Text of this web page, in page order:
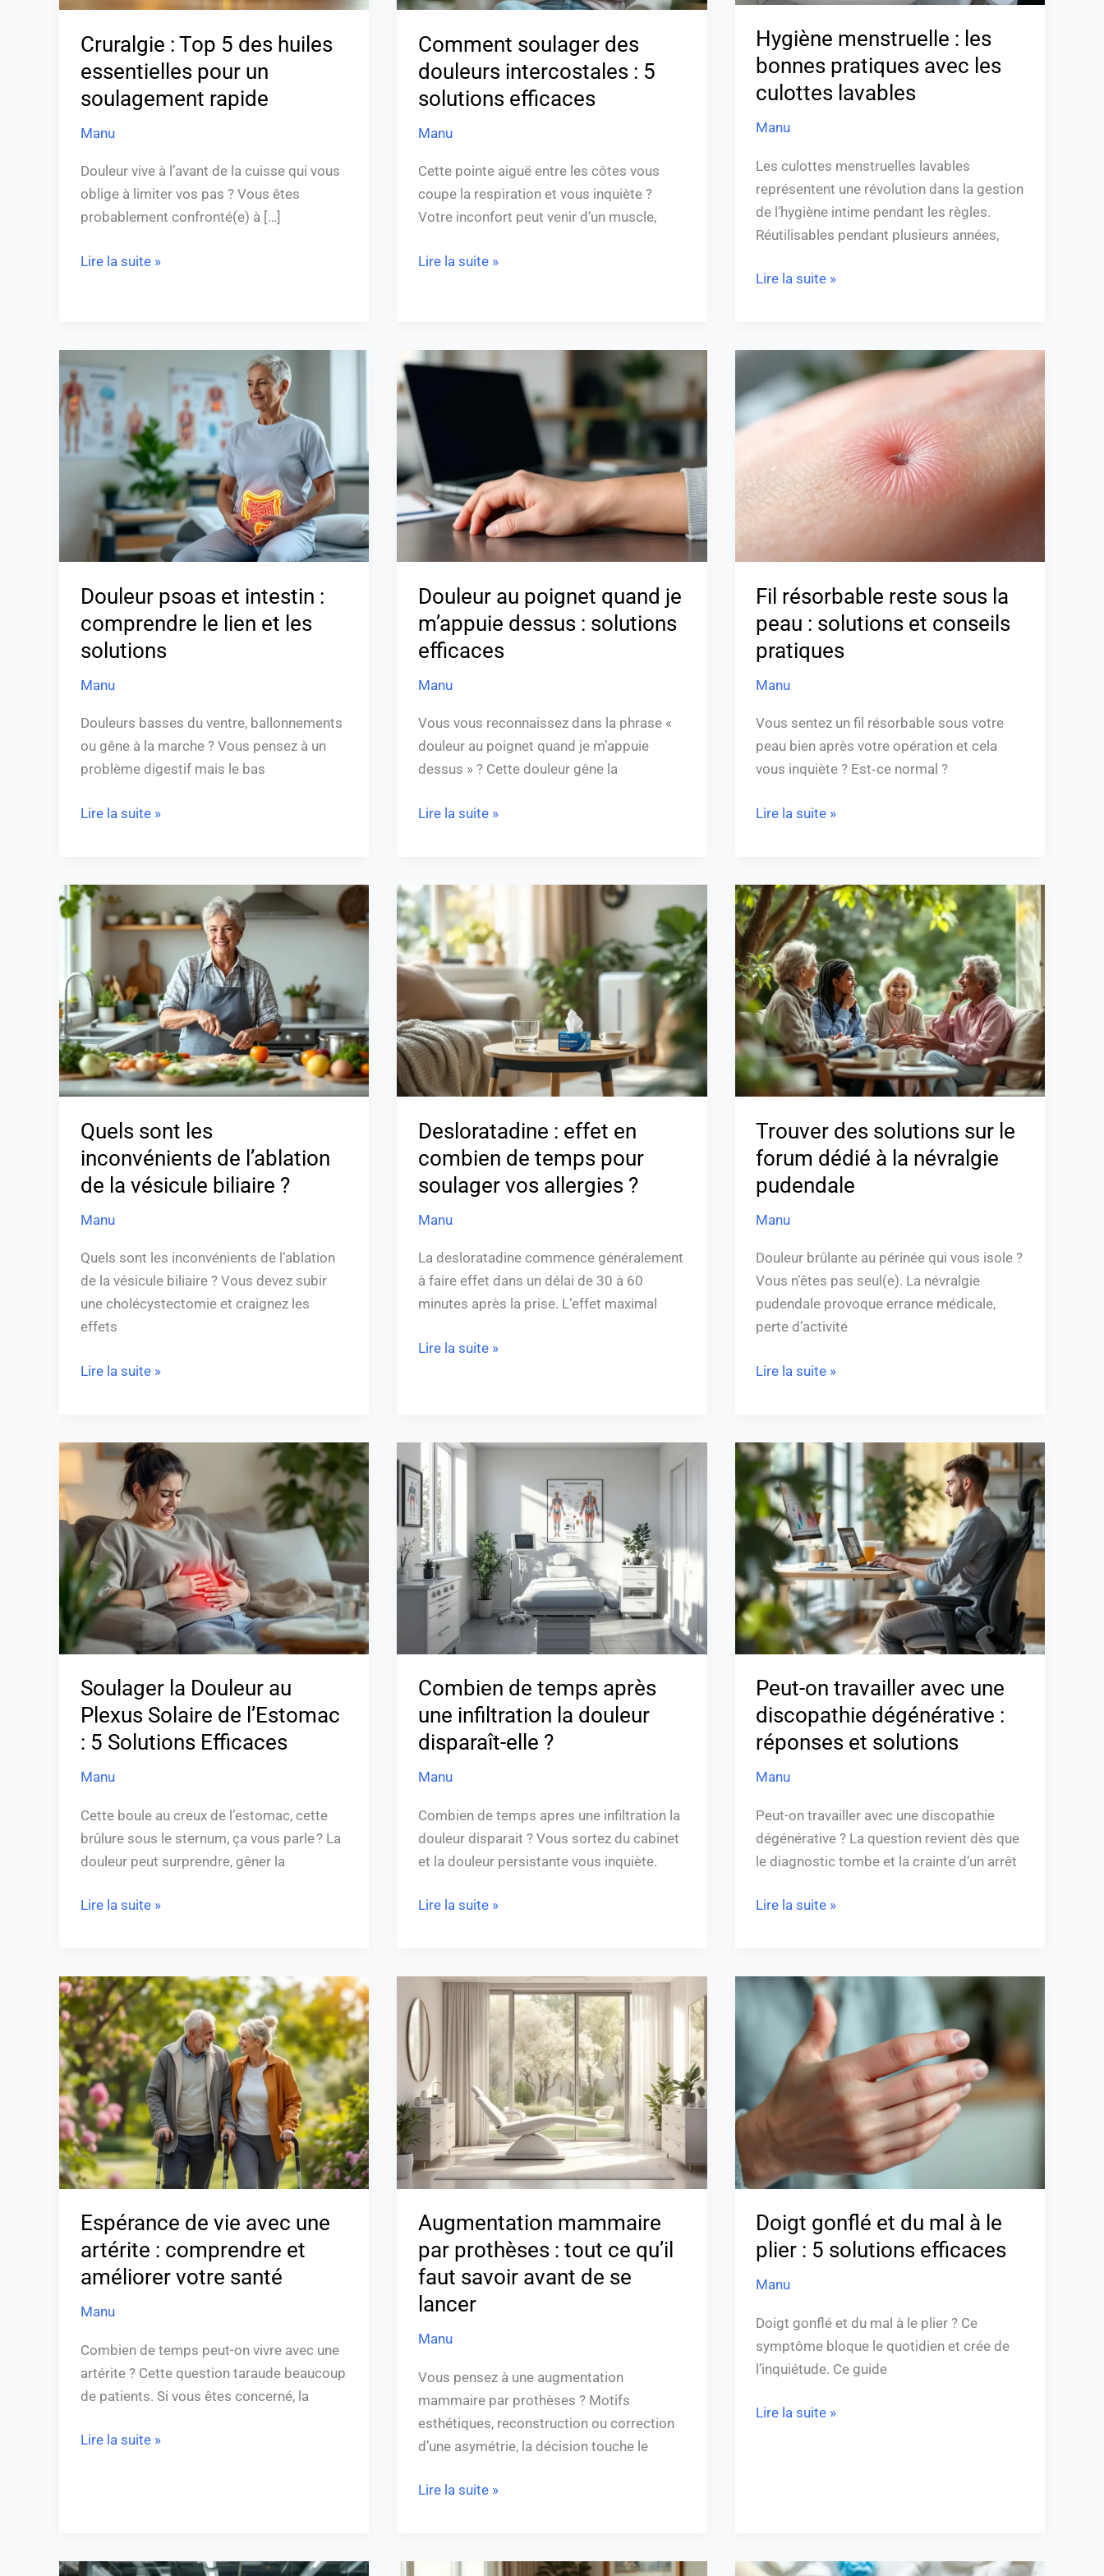
Cruralgie : Top 5 des huiles
essentielles pour un
soulagement rapide
Manu
Douleur vive à l’avant de la cuisse qui vous
oblige à limiter vos pas ? Vous êtes
probablement confronté(e) à […]
rapide
Lire la suite »
Comment soulager des
douleurs intercostales : 5
solutions efficaces
Manu
Cette pointe aiguë entre les côtes vous
coupe la respiration et vous inquiète ?
Votre inconfort peut venir d’un muscle,
Lire la suite »
Hygiène menstruelle : les
bonnes pratiques avec les
culottes lavables
Manu
Les culottes menstruelles lavables
représentent une révolution dans la gestion
de l’hygiène intime pendant les règles.
Réutilisables pendant plusieurs années,
Lire la suite »
Douleur psoas et intestin :
comprendre le lien et les
solutions
Manu
Douleurs basses du ventre, ballonnements
ou gêne à la marche ? Vous pensez à un
problème digestif mais le bas
psoas
et
intestin
comprendre
lien
solutions
Lire la suite »
Douleur au poignet quand je
m’appuie dessus : solutions
efficaces
Manu
Vous vous reconnaissez dans la phrase «
douleur au poignet quand je m’appuie
dessus » ? Cette douleur gêne la
Douleur
quand
je
m’appuie
dessus
:
solutions
Lire la suite »
Fil résorbable reste sous la
peau : solutions et conseils
pratiques
Manu
Vous sentez un fil résorbable sous votre
peau bien après votre opération et cela
vous inquiète ? Est‑ce normal ?
résorbable
reste
pratiques
Lire la suite »
Quels sont les
inconvénients de l’ablation
de la vésicule biliaire ?
Manu
Quels sont les inconvénients de l’ablation
de la vésicule biliaire ? Vous devez subir
une cholécystectomie et craignez les
effets
Quels
sont
inconvénients
de
l’ablation
de
la
vésicule
biliaire
?
Lire la suite »
Desloratadine : effet en
combien de temps pour
soulager vos allergies ?
Manu
La desloratadine commence généralement
à faire effet dans un délai de 30 à 60
minutes après la prise. L’effet maximal
Desloratadine
:
effet
en
combien
temps
pour
soulager
vos
allergies
Lire la suite »
Trouver des solutions sur le
forum dédié à la névralgie
pudendale
Manu
Douleur brûlante au périnée qui vous isole ?
Vous n’êtes pas seul(e). La névralgie
pudendale provoque errance médicale,
perte d’activité
Trouver
des
solutions
sur
le
forum
dédié
à
la
névralgie
pudendale
Lire la suite »
Soulager la Douleur au
Plexus Solaire de l’Estomac
: 5 Solutions Efficaces
Manu
Cette boule au creux de l’estomac, cette
brûlure sous le sternum, ça vous parle ? La
douleur peut surprendre, gêner la
Soulager
Douleur
au
Plexus
Solaire
de
l’Estomac
:
5
Solutions
Efficaces
Lire la suite »
Combien de temps après
une infiltration la douleur
disparaît-elle ?
Manu
Combien de temps apres une infiltration la
douleur disparait ? Vous sortez du cabinet
et la douleur persistante vous inquiète.
Combien
de
temps
après
une
infiltration
la
douleur
disparaît-
elle
?
Lire la suite »
Peut-on travailler avec une
discopathie dégénérative :
réponses et solutions
Manu
Peut-on travailler avec une discopathie
dégénérative ? La question revient dès que
le diagnostic tombe et la crainte d’un arrêt
Peut-
on
travailler
avec
discopathie
dégénérative
:
réponses
et
solutions
Lire la suite »
Espérance de vie avec une
artérite : comprendre et
améliorer votre santé
Manu
Combien de temps peut-on vivre avec une
artérite ? Cette question taraude beaucoup
de patients. Si vous êtes concerné, la
Espérance
de
vie
avec
une
artérite
:
comprendre
et
améliorer
votre
santé
Lire la suite »
Augmentation mammaire
par prothèses : tout ce qu’il
faut savoir avant de se
lancer
Manu
Vous pensez à une augmentation
mammaire par prothèses ? Motifs
esthétiques, reconstruction ou correction
d’une asymétrie, la décision touche le
Augmentation
mammaire
par
prothèses
:
tout
ce
qu’il
faut
savoir
avant
se
lancer
Lire la suite »
Doigt gonflé et du mal à le
plier : 5 solutions efficaces
Manu
Doigt gonflé et du mal à le plier ? Ce
symptôme bloque le quotidien et crée de
l’inquiétude. Ce guide
Doigt
mal
à
5
solutions
efficaces
Lire la suite »
Les Peut-